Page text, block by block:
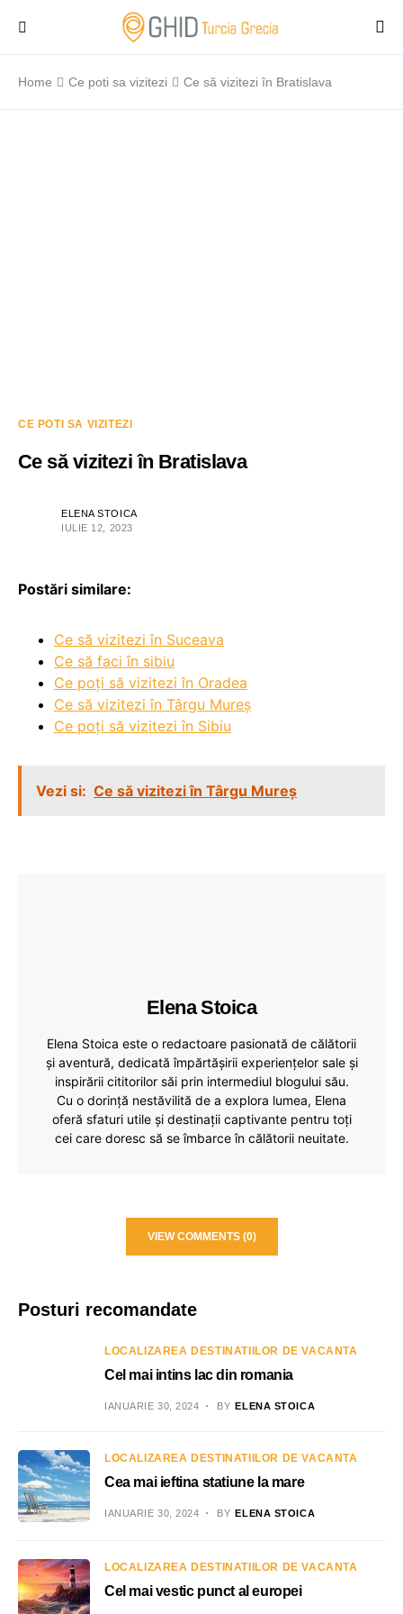
Home Ce poti sa vizitezi Ce să vizitezi în Bratislava
CE POTI SA VIZITEZI
Ce să vizitezi în Bratislava
ELENA STOICA
IULIE 12, 2023
Postări similare:
Ce să vizitezi în Suceava
Ce să faci în sibiu
Ce poți să vizitezi în Oradea
Ce să vizitezi în Târgu Mureș
Ce poți să vizitezi în Sibiu
Vezi si: Ce să vizitezi în Târgu Mureș
Elena Stoica
Elena Stoica este o redactoare pasionată de călătorii
și aventură, dedicată împărtășirii experiențelor sale și
inspirării cititorilor săi prin intermediul blogului său.
Cu o dorință nestăvilită de a explora lumea, Elena
oferă sfaturi utile și destinații captivante pentru toți
cei care doresc să se îmbarce în călătorii neuitate.
VIEW COMMENTS (0)
Posturi recomandate
LOCALIZAREA DESTINATIILOR DE VACANTA
Cel mai intins lac din romania
IANUARIE 30, 2024 BY ELENA STOICA
LOCALIZAREA DESTINATIILOR DE VACANTA
Cea mai ieftina statiune la mare
IANUARIE 30, 2024 BY ELENA STOICA
LOCALIZAREA DESTINATIILOR DE VACANTA
Cel mai vestic punct al europei